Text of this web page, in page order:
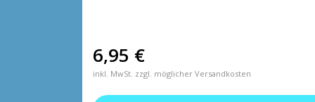
6,95 €
inkl. MwSt. zzgl. möglicher Versandkosten